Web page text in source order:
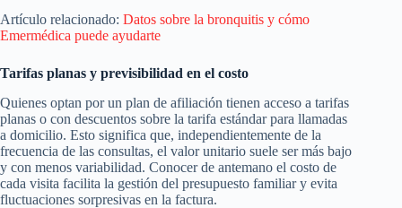
Artículo relacionado: Datos sobre la bronquitis y cómo
Emermédica puede ayudarte
Tarifas planas y previsibilidad en el costo
Quienes optan por un plan de afiliación tienen acceso a tarifas
planas o con descuentos sobre la tarifa estándar para llamadas
a domicilio. Esto significa que, independientemente de la
frecuencia de las consultas, el valor unitario suele ser más bajo
y con menos variabilidad. Conocer de antemano el costo de
cada visita facilita la gestión del presupuesto familiar y evita
fluctuaciones sorpresivas en la factura.